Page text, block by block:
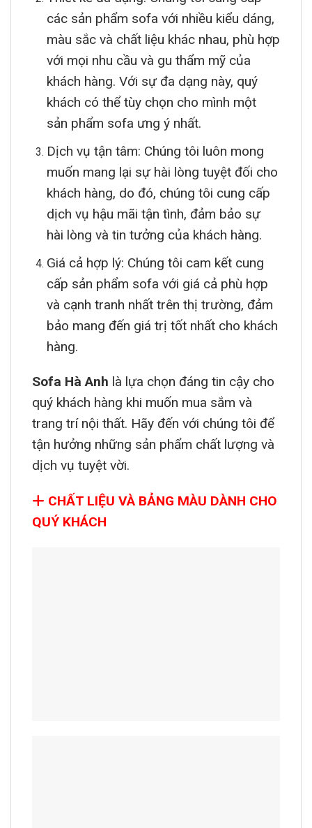
các sản phẩm sofa với nhiều kiểu dáng,
màu sắc và chất liệu khác nhau, phù hợp
với mọi nhu cầu và gu thẩm mỹ của
khách hàng. Với sự đa dạng này, quý
khách có thể tùy chọn cho mình một
sản phẩm sofa ưng ý nhất.
Dịch vụ tận tâm: Chúng tôi luôn mong
muốn mang lại sự hài lòng tuyệt đối cho
khách hàng, do đó, chúng tôi cung cấp
dịch vụ hậu mãi tận tình, đảm bảo sự
hài lòng và tin tưởng của khách hàng.
Giá cả hợp lý: Chúng tôi cam kết cung
cấp sản phẩm sofa với giá cả phù hợp
và cạnh tranh nhất trên thị trường, đảm
bảo mang đến giá trị tốt nhất cho khách
hàng.
Sofa Hà Anh là lựa chọn đáng tin cậy cho
quý khách hàng khi muốn mua sắm và
trang trí nội thất. Hãy đến với chúng tôi để
tận hưởng những sản phẩm chất lượng và
dịch vụ tuyệt vời.
CHẤT LIỆU VÀ BẢNG MÀU DÀNH CHO
QUÝ KHÁCH